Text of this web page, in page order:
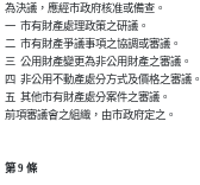
為決議，應經市政府核准或備查。
一  市有財產處理政策之研議。
二  市有財產爭議事項之協調或審議。
三  公用財產變更為非公用財產之審議。
四  非公用不動產處分方式及價格之審議。
五  其他市有財產處分案件之審議。
前項審議會之組織，由市政府定之。
第 9 條